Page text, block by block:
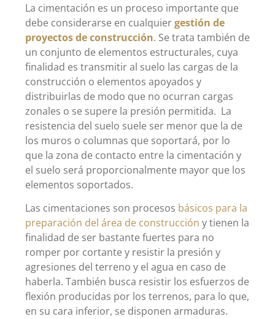
La cimentación es un proceso importante que
debe considerarse en cualquiergestión de
proyectos de construcción. Se trata también de
un conjunto de elementos estructurales, cuya
finalidad es transmitir al suelo las cargas de la
construcción o elementos apoyados y
distribuirlas de modo que no ocurran cargas
zonales o se supere la presión permitida. La
resistencia del suelo suele ser menor que la de
los muros o columnas que soportará, por lo
que la zona de contacto entre la cimentación y
el suelo será proporcionalmente mayor que los
elementos soportados.
Las cimentaciones son procesos básicos para la
preparación del área de construcción y tienen la
finalidad de ser bastante fuertes para no
romper por cortante y resistir la presión y
agresiones del terreno y el agua en caso de
haberla. También busca resistir los esfuerzos de
flexión producidas por los terrenos, para lo que,
en su cara inferior, se disponen armaduras.